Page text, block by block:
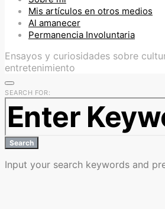
Mis artículos en otros medios
Al amanecer
Permanencia Involuntaria
Ensayos y curiosidades sobre
entretenimiento
SEARCH FOR:
Search
Input your search keywords and